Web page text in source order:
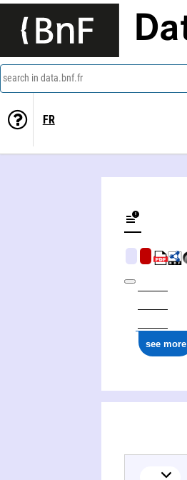
search in data.bnf.fr
FR
see more